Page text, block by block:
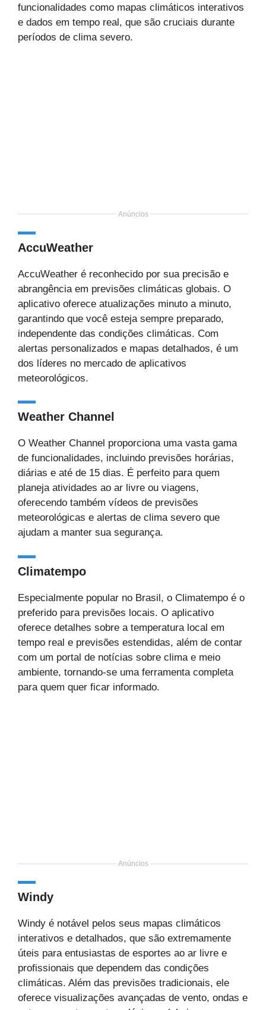
funcionalidades como mapas climáticos interativos
e dados em tempo real, que são cruciais durante
períodos de clima severo.
Anúncios
AccuWeather
AccuWeather é reconhecido por sua precisão e
abrangência em previsões climáticas globais. O
aplicativo oferece atualizações minuto a minuto,
garantindo que você esteja sempre preparado,
independente das condições climáticas. Com
alertas personalizados e mapas detalhados, é um
dos líderes no mercado de aplicativos
meteorológicos.
Weather Channel
O Weather Channel proporciona uma vasta gama
de funcionalidades, incluindo previsões horárias,
diárias e até de 15 dias. É perfeito para quem
planeja atividades ao ar livre ou viagens,
oferecendo também vídeos de previsões
meteorológicas e alertas de clima severo que
ajudam a manter sua segurança.
Climatempo
Especialmente popular no Brasil, o Climatempo é o
preferido para previsões locais. O aplicativo
oferece detalhes sobre a temperatura local em
tempo real e previsões estendidas, além de contar
com um portal de notícias sobre clima e meio
ambiente, tornando-se uma ferramenta completa
para quem quer ficar informado.
Anúncios
Windy
Windy é notável pelos seus mapas climáticos
interativos e detalhados, que são extremamente
úteis para entusiastas de esportes ao ar livre e
profissionais que dependem das condições
climáticas. Além das previsões tradicionais, ele
oferece visualizações avançadas de vento, ondas e